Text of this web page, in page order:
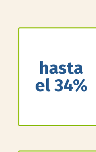
hasta
el 34%